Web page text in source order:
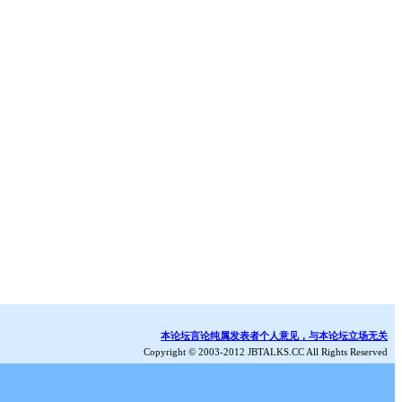
本论坛言论纯属发表者个人意见，与本论坛立场无关
Copyright © 2003-2012 JBTALKS.CC All Rights Reserved